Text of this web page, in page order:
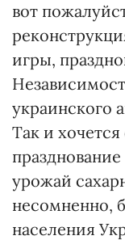
вот
игры,
украинского
Так и
урожай
несомненно,
населения